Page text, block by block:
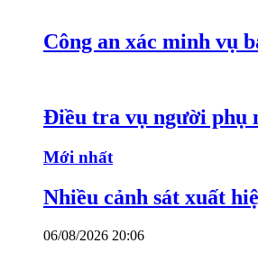
Công an xác minh vụ
Điều tra vụ người phụ
Mới nhất
Nhiều cảnh sát xuất
06/08/2026 20:06